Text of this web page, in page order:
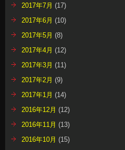
2017年7月 (17)
2017年6月 (10)
2017年5月 (8)
2017年4月 (12)
2017年3月 (11)
2017年2月 (9)
2017年1月 (14)
2016年12月 (12)
2016年11月 (13)
2016年10月 (15)